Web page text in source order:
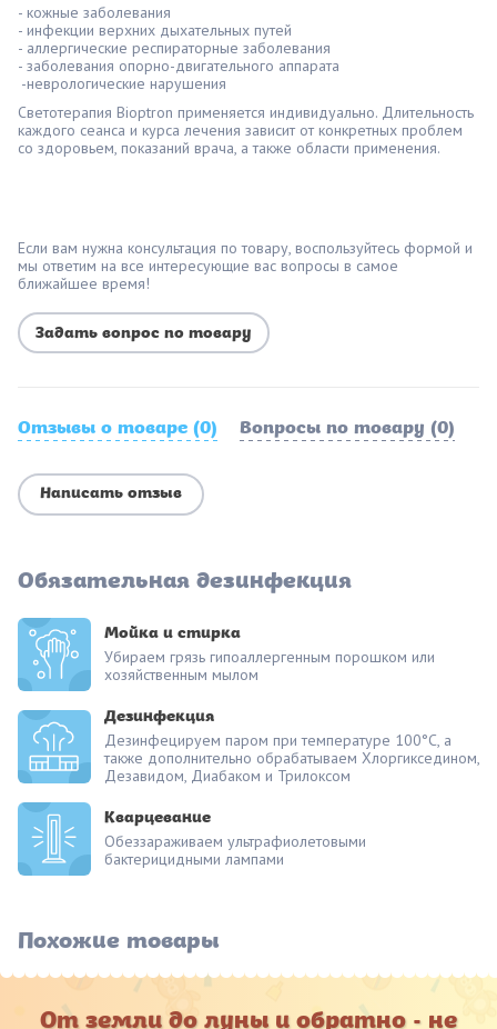
- кожные заболевания
- инфекции верхних дыхательных путей
- аллергические респираторные заболевания
- заболевания опорно-двигательного аппарата
-неврологические нарушения
Светотерапия Bioptron применяется индивидуально. Длительность
каждого сеанса и курса лечения зависит от конкретных проблем
со здоровьем, показаний врача, а также области применения.
Если вам нужна консультация по товару, воспользуйтесь формой и
мы ответим на все интересующие вас вопросы в самое
ближайшее время!
Задать вопрос по товару
Отзывы о товаре (0) Вопросы по товару (0)
Написать отзыв
Обязательная дезинфекция
Мойка и стирка
Убираем грязь гипоаллергенным порошком или
хозяйственным мылом
Дезинфекция
Дезинфецируем паром при температуре 100°С, а
также дополнительно обрабатываем Хлоргикседином,
Дезавидом, Диабаком и Трилоксом
Кварцевание
Обеззараживаем ультрафиолетовыми
бактерицидными лампами
Похожие товары
От земли до луны и обратно - не